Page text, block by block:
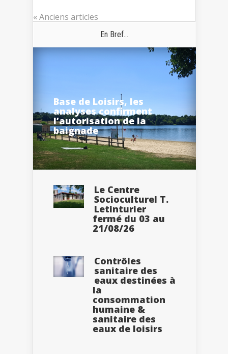
« Anciens articles
En Bref...
Base de Loisirs, les
analyses confirment
l’autorisation de la
baignade
Le Centre
Socioculturel T.
Letinturier
fermé du 03 au
21/08/26
Contrôles
sanitaire des
eaux destinées à
la
consommation
humaine &
sanitaire des
eaux de loisirs